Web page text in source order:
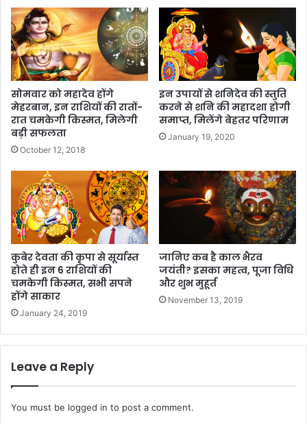
सोमवार को महादेव होंगे
मेहरबान, इन राशियों की रातों-
रात चमकेगी किस्मत, मिलेगी
बड़ी सफलता
October 12, 2018
इन उपायों से शनिदेव की स्तुति
करने से शनि की महादशा होगी
समाप्त, मिलेंगे बेहतर परिणाम
January 19, 2020
कुबेर देवता की कृपा से सूर्यास्त
होते ही इन 6 राशियों की
चमकेगी किस्मत, सभी सपने
होंगे साकार
January 24, 2019
जानिए कब है काल भैरव
जयंती? इसका महत्व, पूजा विधि
और शुभ मुहूर्त
November 13, 2019
Leave a Reply
You must be logged in to post a comment.